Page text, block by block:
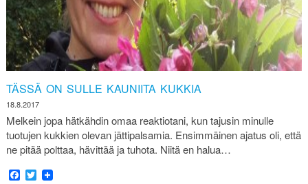
TÄSSÄ ON SULLE KAUNIITA KUKKIA
18.8.2017
Melkein jopa hätkähdin omaa reaktiotani, kun tajusin minulle
tuotujen kukkien olevan jättipalsamia. Ensimmäinen ajatus oli, että
ne pitää polttaa, hävittää ja tuhota. Niitä en halua…
Facebook
Twitter